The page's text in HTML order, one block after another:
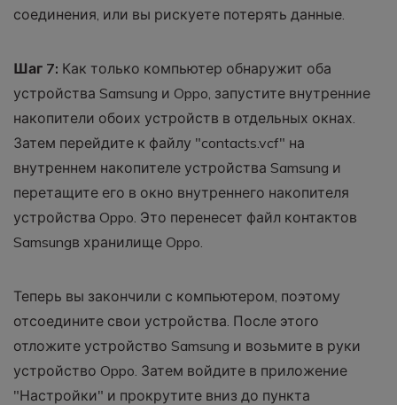
соединения, или вы рискуете потерять данные.
Шаг 7: Как только компьютер обнаружит оба
устройства Samsung и Oppo, запустите внутренние
накопители обоих устройств в отдельных окнах.
Затем перейдите к файлу "contacts.vcf" на
внутреннем накопителе устройства Samsung и
перетащите его в окно внутреннего накопителя
устройства Oppo. Это перенесет файл контактов
Samsungв хранилище Oppo.
Теперь вы закончили с компьютером, поэтому
отсоедините свои устройства. После этого
отложите устройство Samsung и возьмите в руки
устройство Oppo. Затем войдите в приложение
"Настройки" и прокрутите вниз до пункта